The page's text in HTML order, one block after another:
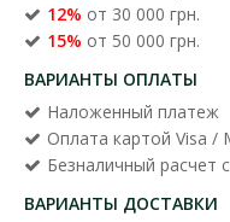
12% от 30 000 грн.
15% от 50 000 грн.
ВАРИАНТЫ ОПЛАТЫ
Наложенный платеж
Оплата картой Visa /
Безналичный расчет
ВАРИАНТЫ ДОСТАВКИ